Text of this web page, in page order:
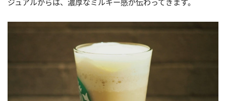
ジュアルからは、濃厚なミルキー感が伝わってきます。